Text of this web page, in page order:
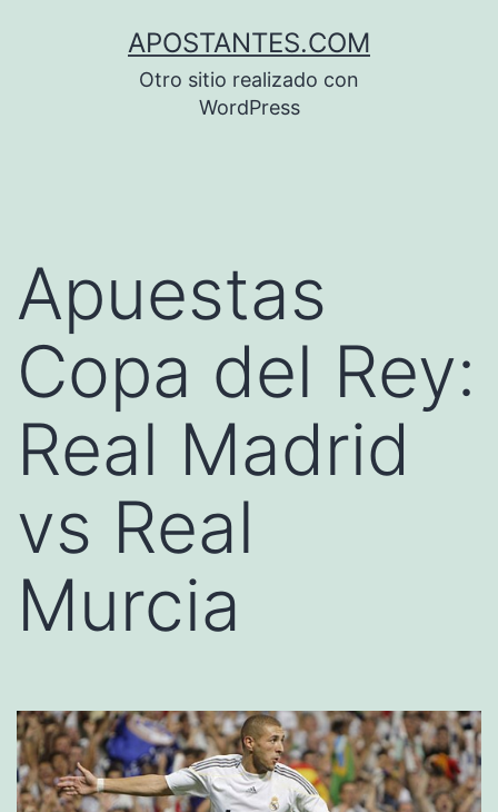
APOSTANTES.COM
Otro sitio realizado con
WordPress
Apuestas
Copa del Rey:
Real Madrid
vs Real
Murcia